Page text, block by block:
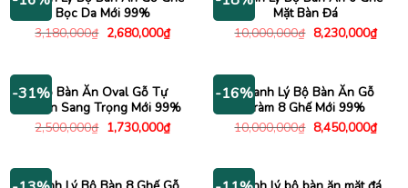
Bọc Da Mới 99%
3,180,000₫ Giá
gốc
2,680,000₫Giá
hiện
2,680,000₫.
Mặt Bàn Đá
10,000,000₫ Giá
gốc
8,230,000₫Giá
hiện
-31%Bộ Bàn Ăn Oval Gỗ Tự
Nhiên Sang Trọng Mới 99%
2,500,000₫ Giá
gốc
1,730,000₫Giá
hiện
1,730,000₫.
-16%Thanh Lý Bộ Bàn Ăn Gỗ
Tràm 8 Ghế Mới 99%
10,000,000₫ Giá
gốc
8,450,000₫Giá
hiện